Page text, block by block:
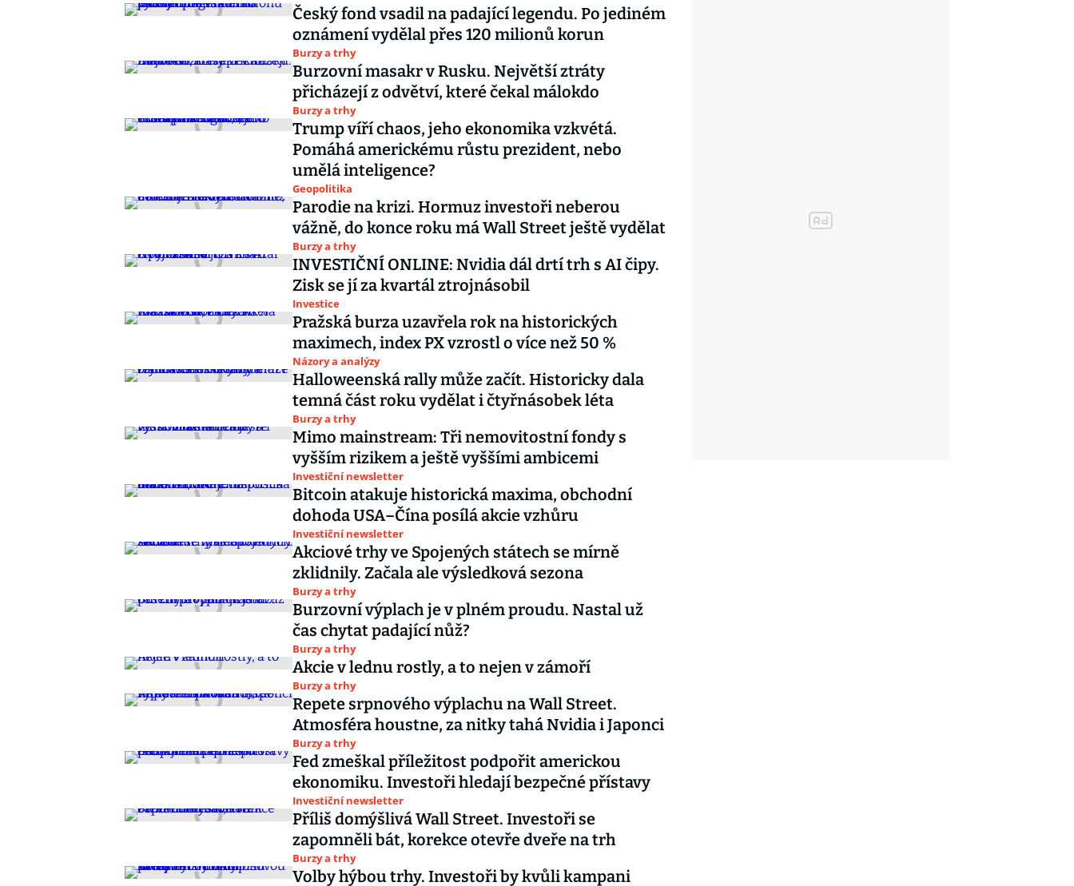
Český fond vsadil na padající legendu. Po jediném
oznámení vydělal přes 120 milionů korun
Burzy a trhy
Burzovní masakr v Rusku. Největší ztráty
přicházejí z odvětví, které čekal málokdo
Burzy a trhy
Trump víří chaos, jeho ekonomika vzkvétá.
Pomáhá americkému růstu prezident, nebo
umělá inteligence?
Geopolitika
Parodie na krizi. Hormuz investoři neberou
vážně, do konce roku má Wall Street ještě vydělat
Burzy a trhy
INVESTIČNÍ ONLINE: Nvidia dál drtí trh s AI čipy.
Zisk se jí za kvartál ztrojnásobil
Investice
Pražská burza uzavřela rok na historických
maximech, index PX vzrostl o více než 50 %
Názory a analýzy
Halloweenská rally může začít. Historicky dala
temná část roku vydělat i čtyřnásobek léta
Burzy a trhy
Mimo mainstream: Tři nemovitostní fondy s
vyšším rizikem a ještě vyššími ambicemi
Investiční newsletter
Bitcoin atakuje historická maxima, obchodní
dohoda USA–Čína posílá akcie vzhůru
Investiční newsletter
Akciové trhy ve Spojených státech se mírně
zklidnily. Začala ale výsledková sezona
Burzy a trhy
Burzovní výplach je v plném proudu. Nastal už
čas chytat padající nůž?
Burzy a trhy
Akcie v lednu rostly, a to nejen v zámoří
Burzy a trhy
Repete srpnového výplachu na Wall Street.
Atmosféra houstne, za nitky tahá Nvidia i Japonci
Burzy a trhy
Fed zmeškal příležitost podpořit americkou
ekonomiku. Investoři hledají bezpečné přístavy
Investiční newsletter
Příliš domýšlivá Wall Street. Investoři se
zapomněli bát, korekce otevře dveře na trh
Burzy a trhy
Volby hýbou trhy. Investoři by kvůli kampani